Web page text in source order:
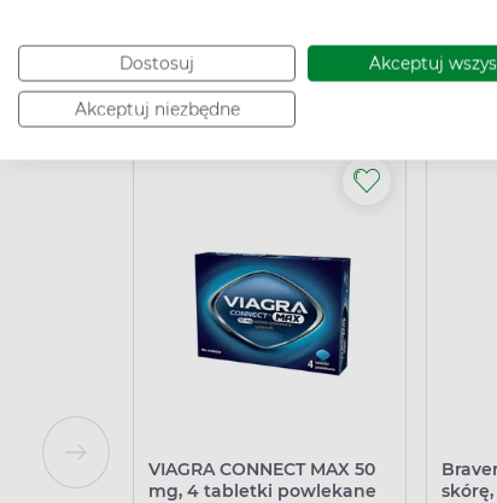
Dostosuj Akceptuj
Akceptuj niezbędne
VIAGRA CONNECT MAX 50
mg, 4 tabletki powlekane